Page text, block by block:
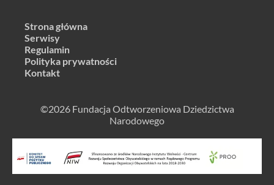
Strona główna
Serwisy
Regulamin
Polityka prywatności
Kontakt
©2026 Fundacja Odtworzeniowa Dziedzictwa
Narodowego